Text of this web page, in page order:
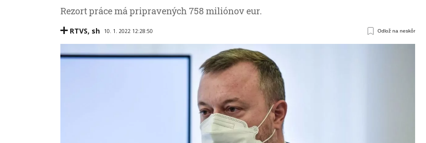
Rezort práce má pripravených 758 miliónov eur.
RTVS, sh 10. 1. 2022 12:28:50 Odlož na neskôr